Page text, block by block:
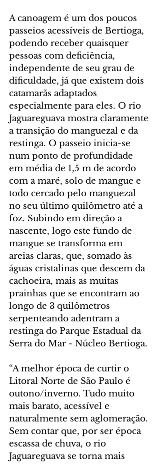
A canoagem é um dos poucos
passeios acessíveis de Bertioga,
podendo receber quaisquer
pessoas com deficiência,
independente de seu grau de
dificuldade, já que existem dois
catamarãs adaptados
especialmente para eles. O rio
Jaguareguava mostra claramente
a transição do manguezal e da
restinga. O passeio inicia-se
num ponto de profundidade
em média de 1,5 m de acordo
com a maré, solo de mangue e
todo cercado pelo manguezal
no seu último quilômetro até a
foz. Subindo em direção a
nascente, logo este fundo de
mangue se transforma em
areias claras, que, somado às
águas cristalinas que descem da
cachoeira, mais as muitas
prainhas que se encontram ao
longo de 3 quilômetros
serpenteando adentram a
restinga do Parque Estadual da
Serra do Mar - Núcleo Bertioga.
“A melhor época de curtir o
Litoral Norte de São Paulo é
outono/inverno. Tudo muito
mais barato, acessível e
naturalmente sem aglomeração.
Sem contar que, por ser época
escassa de chuva, o rio
Jaguareguava se torna mais